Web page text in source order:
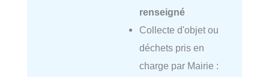
renseigné
Collecte d'objet ou
déchets pris en
charge par Mairie :